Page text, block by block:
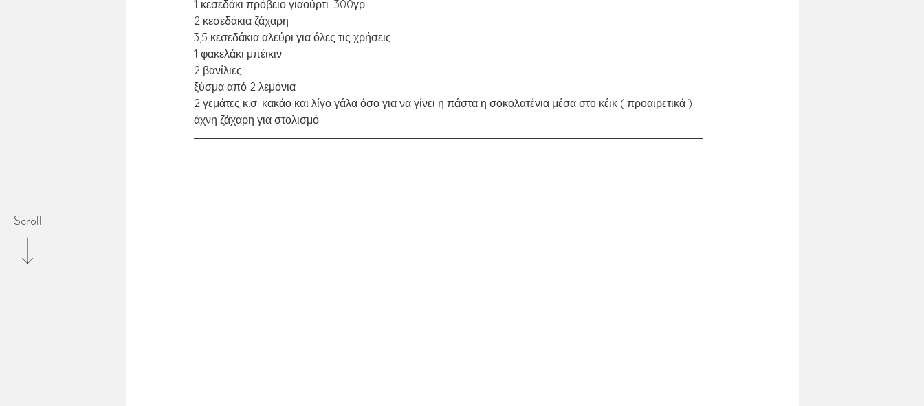
Scroll
1 κεσεδάκι πρόβειο γιαούρτι  300γρ.
2 κεσεδάκια ζάχαρη
3,5 κεσεδάκια αλεύρι για όλες τις χρήσεις
1 φακελάκι μπέικιν
2 βανίλιες
ξύσμα από 2 λεμόνια
2 γεμάτες κ.σ. κακάο και λίγο γάλα όσο για να γίνει η πάστα η σοκολατένια μέσα στο κέικ ( προαιρετικά )
άχνη ζάχαρη για στολισμό